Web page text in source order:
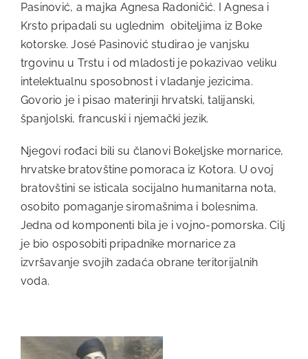
Pasinović, a majka Agnesa Radoničić. I Agnesa i
Krsto pripadali su uglednim obiteljima iz Boke
kotorske. José Pasinović studirao je vanjsku
trgovinu u Trstu i od mladosti je pokazivao veliku
intelektualnu sposobnost i vladanje jezicima.
Govorio je i pisao materinji hrvatski, talijanski,
španjolski, francuski i njemački jezik.
Njegovi rođaci bili su članovi Bokeljske mornarice,
hrvatske bratovštine pomoraca iz Kotora. U ovoj
bratovštini se isticala socijalno humanitarna nota,
osobito pomaganje siromašnima i bolesnima.
Jedna od komponenti bila je i vojno-pomorska. Cilj
je bio osposobiti pripadnike mornarice za
izvršavanje svojih zadaća obrane teritorijalnih
voda.